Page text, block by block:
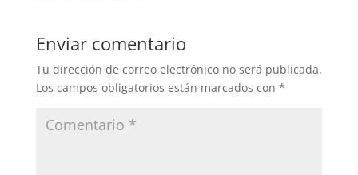
Enviar comentario
Tu dirección de correo electrónico no será publicada.
Los campos obligatorios están marcados con *